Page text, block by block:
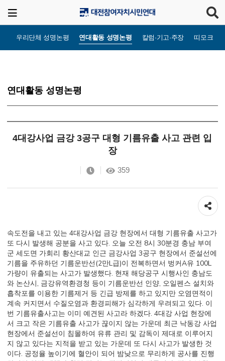
우리단체 성명논평 연대활동 성명논평 칼럼·기고·주장 띠모크라
연대활동 성명논평
4대강사업 금강 3공구 대형 기름유출 사고 관련 입
장
359
공유하기
속도전을 내고 있는 4대강사업 금강 현장에서 대형 기름유출 사고가
또 다시 발생해 공분을 사고 있다. 오늘 오전 8시 30분경 충남 부여
군 세도면 가회리 황산대교 인근 금강사업 3공구 현장에서 준설선에
기름을 주유하던 기름운반선(2만L급)이 전복하면서 벙커A유 100L
가량이 유출되는 사고가 발생했다. 현재 해당공구 시행사인 충남도
와 논산시, 금강유역환경청 등이 기름운반선 인양, 오일펜스 설치와
흡착포를 이용한 기름제거 등 긴급 방제를 하고 있지만 오염면적이
계속 커지면서 수질오염과 환경피해가 심각하게 우려되고 있다. 이
번 기름유출사고는 이미 예견된 사고라 하겠다. 4대강 사업 현장에
서 크고 작은 기름유출 사고가 끊이지 않는 가운데 최근 낙동강 사업
현장에서 준설선이 침몰하여 유류 관리 및 감독이 제대로 이루어지
지 않고 있다는 지적을 받고 있는 가운데 또 다시 사고가 발생한 것
이다. 공정율 높이기에 혈안이 되어 밤낮으로 무리하게 공사를 진행